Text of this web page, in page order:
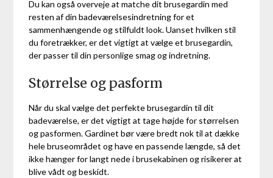
Du kan også overveje at matche dit brusegardin med
resten af din badeværelsesindretning for et
sammenhængende og stilfuldt look. Uanset hvilken stil
du foretrækker, er det vigtigt at vælge et brusegardin,
der passer til din personlige smag og indretning.
Størrelse og pasform
Når du skal vælge det perfekte brusegardin til dit
badeværelse, er det vigtigt at tage højde for størrelsen
og pasformen. Gardinet bør være bredt nok til at dække
hele bruseområdet og have en passende længde, så det
ikke hænger for langt nede i brusekabinen og risikerer at
blive vådt og beskidt.